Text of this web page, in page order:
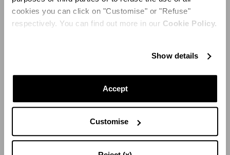
cookies you can click on "Customise" or "Refuse"
respectively. You can find out more in our Cookie Policy.
Show details
Accept
Customise